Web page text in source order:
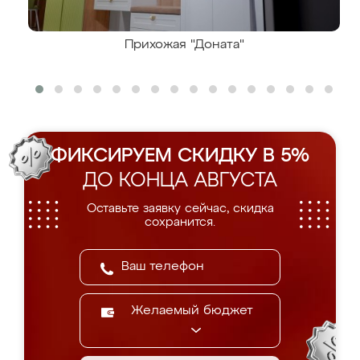
Прихожая "Доната"
ФИКСИРУЕМ СКИДКУ В 5%
ДО КОНЦА АВГУСТА
Оставьте заявку сейчас, скидка
сохранится.
Желаемый бюджет